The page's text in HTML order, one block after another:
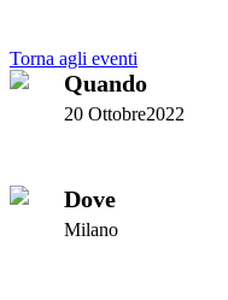
Torna agli eventi
Quando
20 Ottobre2022
Dove
Milano